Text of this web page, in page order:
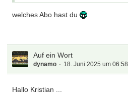
welches Abo hast du
Auf ein Wort
dynamo 18. Juni 2025 um 06:58
Hallo Kristian ...